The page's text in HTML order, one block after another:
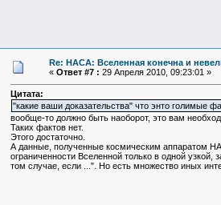
Re: НАСА: Вселенная конечна и
« Ответ #7 : 29 Апреля 2010, 09:23:01 »
Цитата:
"какие ваши доказательства" что энто голимые
вообще-то должно быть наоборот, это вам
Таких фактов нет.
Этого достаточно.
А данные, полученные космическим аппаратом
ограниченности Вселенной только в одной
том случае, если ...". Но есть множество иных